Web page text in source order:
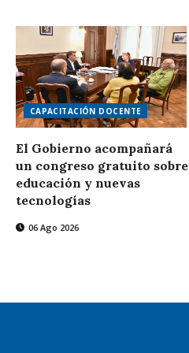
CAPACITACIÓN DOCENTE
El Gobierno acompañará
un congreso gratuito sobre
educación y nuevas
tecnologías
06 Ago 2026